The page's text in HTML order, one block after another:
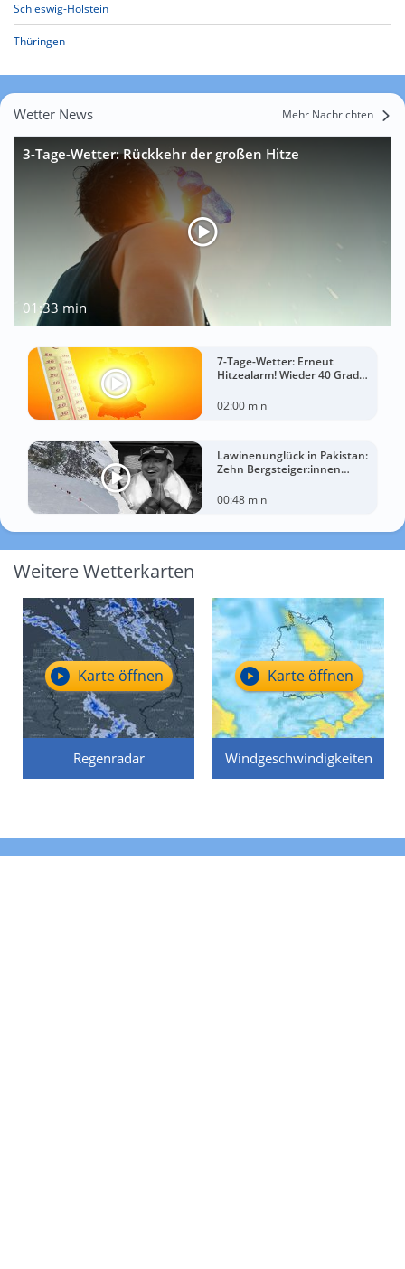
Schleswig-Holstein
Thüringen
Wetter News Mehr Nachrichten
3-Tage-Wetter: Rückkehr der großen Hitze
01:33 min
7-Tage-Wetter: Erneut
Hitzealarm! Wieder 40 Grad
02:00 min
Lawinenunglück in Pakistan:
Zehn Bergsteiger:innen
00:48 min
Weitere Wetterkarten
Regenradar
Karte öffnen
Windgeschwindigkeiten
Karte öffnen